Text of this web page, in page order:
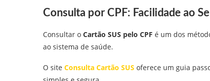
Consulta por CPF: Facilidade ao
Consultar o Cartão SUS pelo CPF é um dos
ao sistema de saúde.
O site Consulta Cartão SUS oferece um guia